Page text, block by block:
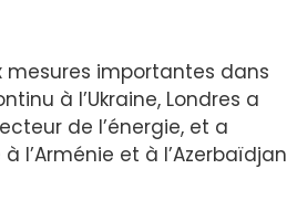
mesures importantes dans
à l’Ukraine, Londres a
de l’énergie, et a
l’Arménie et à l’Azerbaïdjan